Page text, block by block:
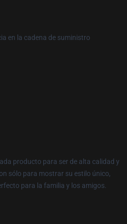
en la cadena de suministro
producto para ser de alta calidad y
sólo para mostrar su estilo único,
para la familia y los amigos.